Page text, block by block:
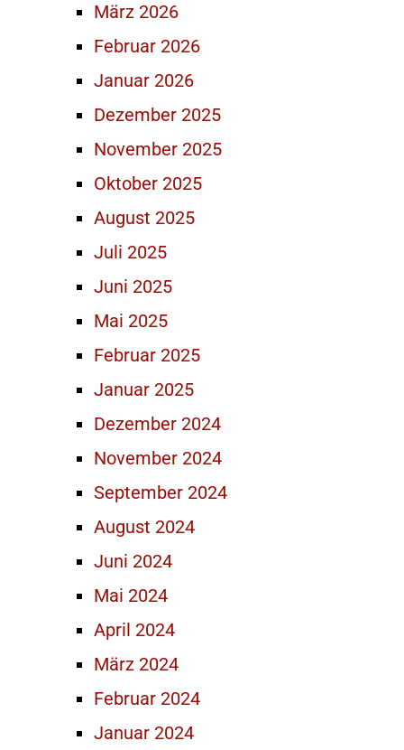
März 2026
Februar 2026
Januar 2026
Dezember 2025
November 2025
Oktober 2025
August 2025
Juli 2025
Juni 2025
Mai 2025
Februar 2025
Januar 2025
Dezember 2024
November 2024
September 2024
August 2024
Juni 2024
Mai 2024
April 2024
März 2024
Februar 2024
Januar 2024